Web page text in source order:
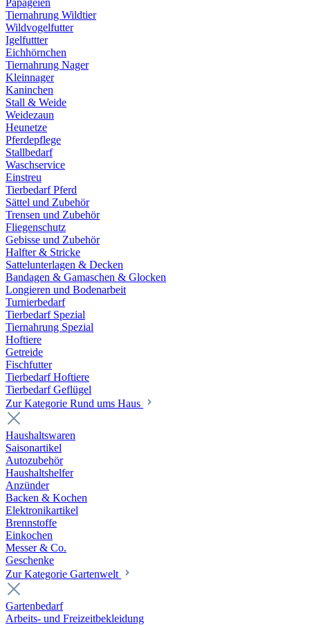
Papageien
Tiernahrung Wildtier
Wildvogelfutter
Igelfuttter
Eichhörnchen
Tiernahrung Nager
Kleinnager
Kaninchen
Stall & Weide
Weidezaun
Heunetze
Pferdepflege
Stallbedarf
Waschservice
Einstreu
Tierbedarf Pferd
Sättel und Zubehör
Trensen und Zubehör
Fliegenschutz
Gebisse und Zubehör
Halfter & Stricke
Sattelunterlagen & Decken
Bandagen & Gamaschen & Glocken
Longieren und Bodenarbeit
Turnierbedarf
Tierbedarf Spezial
Tiernahrung Spezial
Hoftiere
Getreide
Fischfutter
Tierbedarf Hoftiere
Tierbedarf Geflügel
Zur Kategorie Rund ums Haus
Haushaltswaren
Saisonartikel
Autozubehör
Haushaltshelfer
Anzünder
Backen & Kochen
Elektronikartikel
Brennstoffe
Einkochen
Messer & Co.
Geschenke
Zur Kategorie Gartenwelt
Gartenbedarf
Arbeits- und Freizeitbekleidung